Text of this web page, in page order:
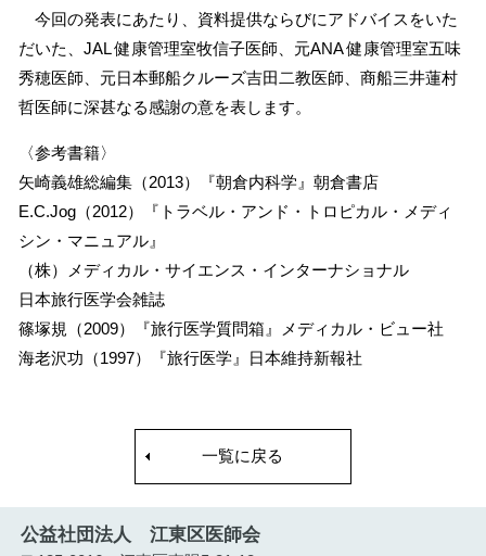
今回の発表にあたり、資料提供ならびにアドバイスをいた
だいた、JAL 健康管理室牧信子医師、元ANA 健康管理室五味
秀穂医師、元日本郵船クルーズ吉田二教医師、商船三井蓮村
哲医師に深甚なる感謝の意を表します。
〈参考書籍〉
矢崎義雄総編集（2013）『朝倉内科学』朝倉書店
E.C.Jog（2012）『トラベル・アンド・トロピカル・メディ
シン・マニュアル』
（株）メディカル・サイエンス・インターナショナル
日本旅行医学会雑誌
篠塚規（2009）『旅行医学質問箱』メディカル・ビュー社
海老沢功（1997）『旅行医学』日本維持新報社
一覧に戻る
公益社団法人 江東区医師会